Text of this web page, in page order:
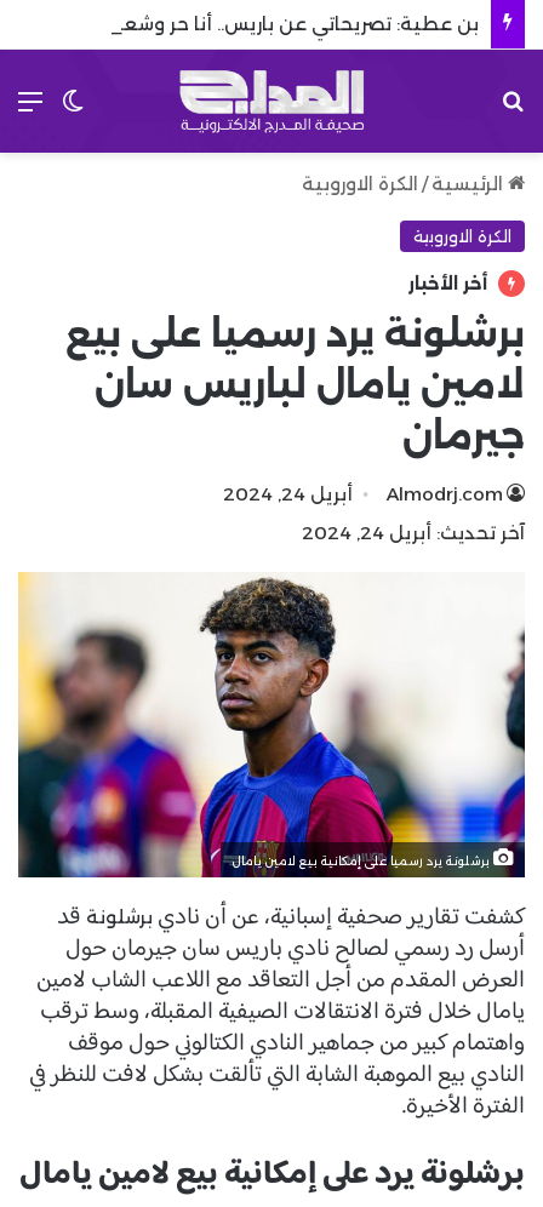
الرئيسية / الكرة الاوروبية
الكرة الاوروبية
أخر الأخبار
برشلونة يرد رسميا على بيع
لامين يامال لباريس سان
جيرمان
Almodrj.com
أبريل 24, 2024
آخر تحديث: أبريل 24, 2024
برشلونة يرد رسميا على إمكانية بيع لامين يامال
كشفت تقارير صحفية إسبانية، عن أن نادي برشلونة قد
أرسل رد رسمي لصالح نادي باريس سان جيرمان حول
العرض المقدم من أجل التعاقد مع اللاعب الشاب لامين
يامال خلال فترة الانتقالات الصيفية المقبلة، وسط ترقب
واهتمام كبير من جماهير النادي الكتالوني حول موقف
النادي بيع الموهبة الشابة التي تألقت بشكل لافت للنظر في
الفترة الأخيرة.
برشلونة يرد على إمكانية بيع لامين يامال